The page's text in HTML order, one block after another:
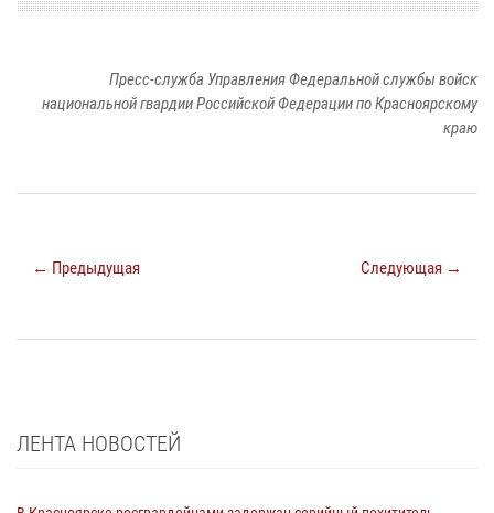
Пресс-служба Управления Федеральной службы войск
национальной гвардии Российской Федерации по Красноярскому
краю
← Предыдущая Следующая →
ЛЕНТА НОВОСТЕЙ